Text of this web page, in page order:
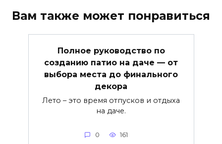
Вам также может понравиться
Полное руководство по
созданию патио на даче — от
выбора места до финального
декора
Лето – это время отпусков и отдыха
на даче.
0 161